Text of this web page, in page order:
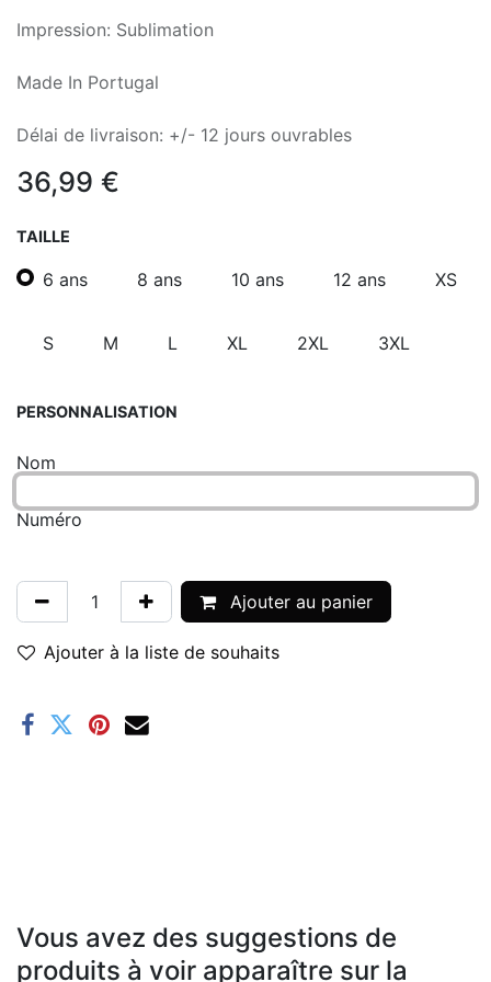
Impression: Sublimation
Made In Portugal
Délai de livraison: +/- 12 jours ouvrables
36,99 €
TAILLE
6 ans 8 ans 10 ans 12 ans XS
S M L XL 2XL 3XL
PERSONNALISATION
Nom
Numéro
Ajouter au panier
Ajouter à la liste de souhaits
Vous avez des suggestions de
produits à voir apparaître sur la